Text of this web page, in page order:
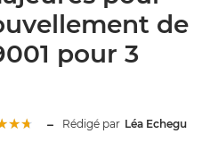
de
pour 3
★★ Rédigé par Léa Echegu